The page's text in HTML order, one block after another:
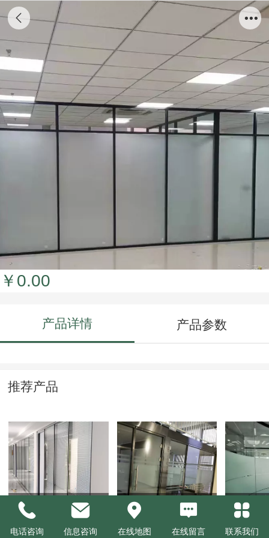
磨砂玻璃隔断
￥0.00
产品详情 产品参数
推荐产品
双玻百页玻璃隔断 不锈钢隔断 单层玻
电话咨询 信息咨询 在线地图 在线留言 联系我们